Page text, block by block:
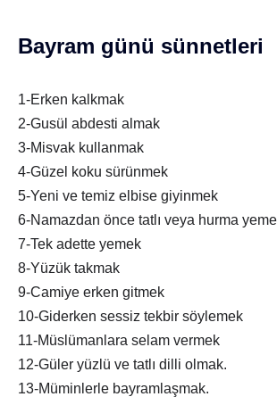
Bayram günü sünnetleri
1-Erken kalkmak
2-Gusül abdesti almak
3-Misvak kullanmak
4-Güzel koku sürünmek
5-Yeni ve temiz elbise giyinmek
6-Namazdan önce tatlı veya hurma
7-Tek adette yemek
8-Yüzük takmak
9-Camiye erken gitmek
10-Giderken sessiz tekbir söylemek
11-Müslümanlara selam vermek
12-Güler yüzlü ve tatlı dilli olmak.
13-Müminlerle bayramlaşmak.